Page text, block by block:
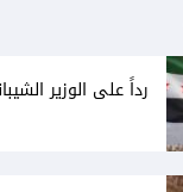
رداً على الوزير